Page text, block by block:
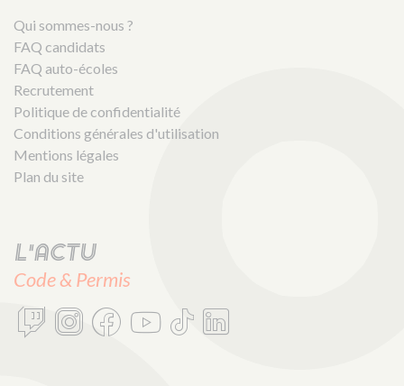
Qui sommes-nous ?
FAQ candidats
FAQ auto-écoles
Recrutement
Politique de confidentialité
Conditions générales d'utilisation
Mentions légales
Plan du site
L'actu
Code & Permis